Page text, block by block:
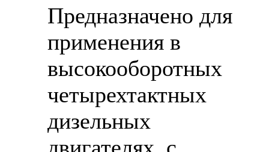
Предназначено для
применения в
высокооборотных
четырехтактных
дизельных